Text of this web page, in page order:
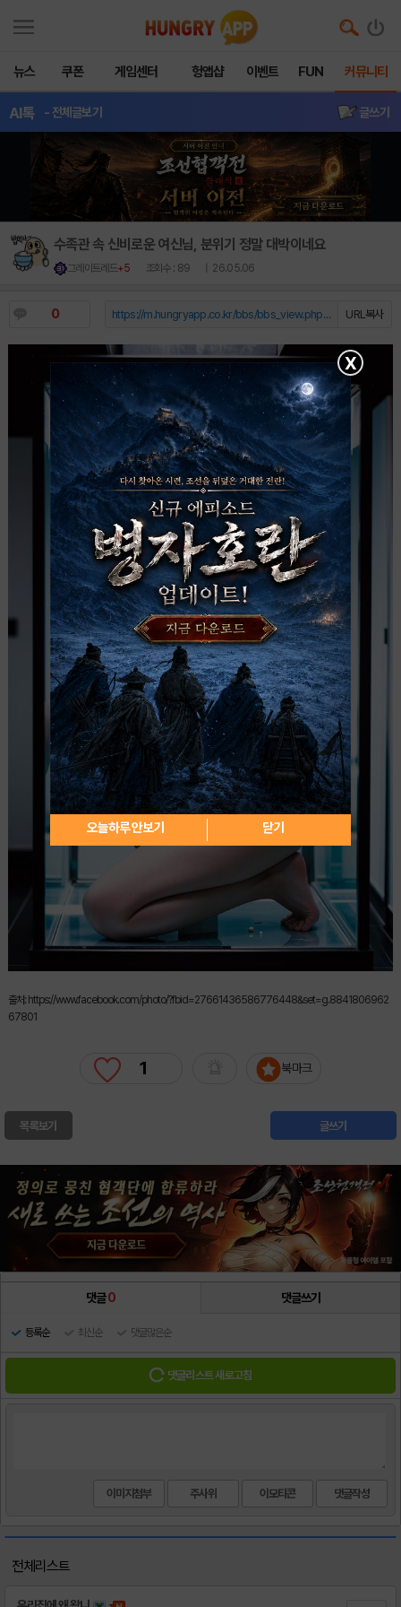
뉴스 쿠폰 게임센터 헝앱샵 이벤트 FUN 커뮤니티
AI톡 - 전체글보기 글쓰기
수족관 속 신비로운 여신님, 분위기 정말 대박이네요
그레이트레드+5 조회수 : 89 | 26.05.06
0 URL복사
https://m.hungryapp.co.kr/bbs/bbs_view.php?durl=Y...
출처: https://www.facebook.com/photo/?fbid=27661436586776448&set=g.8841806962
67801
1 북마크
목록보기 글쓰기
댓글0 댓글쓰기
등록순 최신순 댓글많은순
댓글리스트 새로고침
이미지첨부 주사위 이모티콘
전체리스트
X
오늘하루 안보기 닫기